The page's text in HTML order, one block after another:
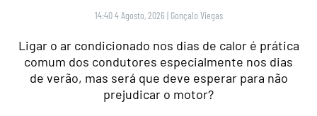
14:40 4 Agosto, 2026 | Gonçalo Viegas
Ligar o ar condicionado nos dias de calor é prática
comum dos condutores especialmente nos dias
de verão, mas será que deve esperar para não
prejudicar o motor?